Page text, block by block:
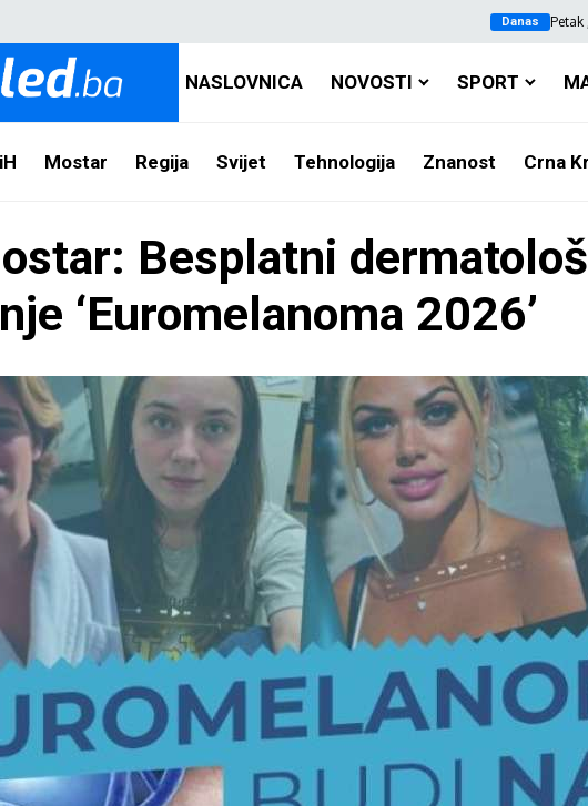
Danas
NASLOVNICA NOVOSTI SPORT
Mostar Regija Svijet Tehnologija Znanost Crna
Besplatni
‘Euromelanoma 2026’